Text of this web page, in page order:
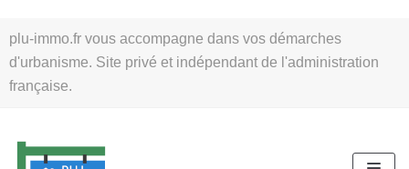
plu-immo.fr vous accompagne dans vos démarches
d'urbanisme. Site privé et indépendant de l'administration
française.
au
contenu